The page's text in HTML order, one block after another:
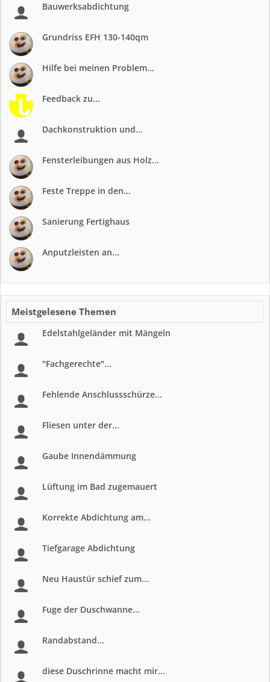
Bauwerksabdichtung
Grundriss EFH 130-140qm
Hilfe bei meinen Problem...
Feedback zu...
Dachkonstruktion und...
Fensterleibungen aus Holz...
Feste Treppe in den...
Sanierung Fertighaus
Anputzleisten an...
Meistgelesene Themen
Edelstahlgeländer mit Mängeln
"Fachgerechte"...
Fehlende Anschlussschürze...
Fliesen unter der...
Gaube Innendämmung
Lüftung im Bad zugemauert
Korrekte Abdichtung am...
Tiefgarage Abdichtung
Neu Haustür schief zum...
Fuge der Duschwanne...
Randabstand...
diese Duschrinne macht mir...